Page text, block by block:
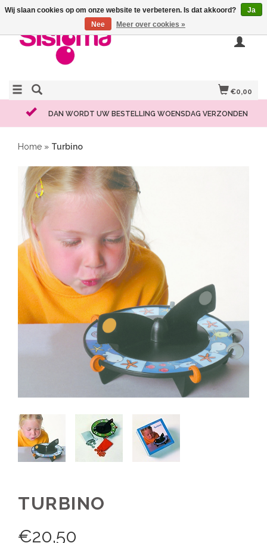
€0,00
DAN WORDT UW BESTELLING WOENSDAG VERZONDEN
Home » Turbino
TURBINO
€20,50
Wij slaan cookies op om onze website te verbeteren. Is dat akkoord?
Ja
Nee
Meer over cookies »